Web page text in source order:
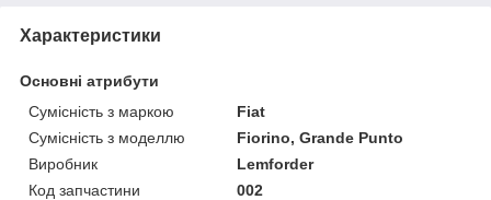
Характеристики
Основні атрибути
Сумісність з маркою
Fiat
Сумісність з моделлю
Fiorino, Grande Punto
Виробник
Lemforder
Код запчастини
002